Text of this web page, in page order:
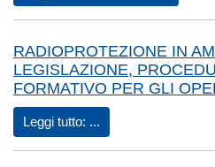
RADIOPROTEZIONE IN
LEGISLAZIONE,
FORMATIVO PER GLI
Leggi tutto: ...